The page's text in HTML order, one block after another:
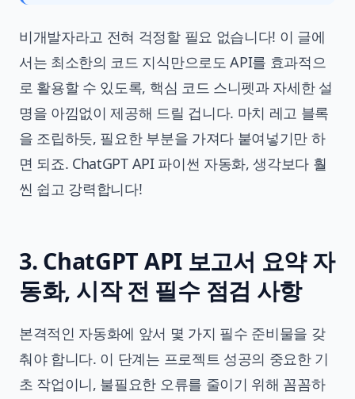
비개발자라고 전혀 걱정할 필요 없습니다! 이 글에
서는 최소한의 코드 지식만으로도 API를 효과적으
로 활용할 수 있도록, 핵심 코드 스니펫과 자세한 설
명을 아낌없이 제공해 드릴 겁니다. 마치 레고 블록
을 조립하듯, 필요한 부분을 가져다 붙여넣기만 하
면 되죠. ChatGPT API 파이썬 자동화, 생각보다 훨
씬 쉽고 강력합니다!
3. ChatGPT API 보고서 요약 자
동화, 시작 전 필수 점검 사항
본격적인 자동화에 앞서 몇 가지 필수 준비물을 갖
춰야 합니다. 이 단계는 프로젝트 성공의 중요한 기
초 작업이니, 불필요한 오류를 줄이기 위해 꼼꼼하